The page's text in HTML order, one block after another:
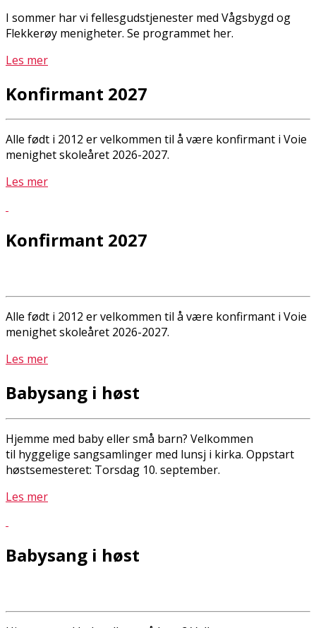
I sommer har vi fellesgudstjenester med Vågsbygd og
Flekkerøy menigheter. Se programmet her.
Les mer
Konfirmant 2027
Alle født i 2012 er velkommen til å være konfirmant i Voie
menighet skoleåret 2026-2027.
Les mer
Konfirmant 2027
Alle født i 2012 er velkommen til å være konfirmant i Voie
menighet skoleåret 2026-2027.
Les mer
Babysang i høst
Hjemme med baby eller små barn? Velkommen
til hyggelige sangsamlinger med lunsj i kirka. Oppstart
høstsemesteret: Torsdag 10. september.
Les mer
Babysang i høst